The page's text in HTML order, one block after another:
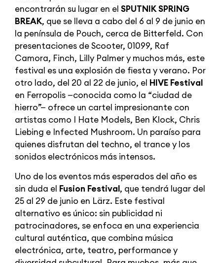
encontrarán su lugar en el SPUTNIK SPRING
BREAK, que se lleva a cabo del 6 al 9 de junio en
la península de Pouch, cerca de Bitterfeld. Con
presentaciones de Scooter, 01099, Raf
Camora, Finch, Lilly Palmer y muchos más, este
festival es una explosión de fiesta y verano. Por
otro lado, del 20 al 22 de junio, el HIVE Festival
en Ferropolis —conocida como la “ciudad de
hierro”— ofrece un cartel impresionante con
artistas como I Hate Models, Ben Klock, Chris
Liebing e Infected Mushroom. Un paraíso para
quienes disfrutan del techno, el trance y los
sonidos electrónicos más intensos.
Uno de los eventos más esperados del año es
sin duda el Fusion Festival, que tendrá lugar del
25 al 29 de junio en Lärz. Este festival
alternativo es único: sin publicidad ni
patrocinadores, se enfoca en una experiencia
cultural auténtica, que combina música
electrónica, arte, teatro, performance y